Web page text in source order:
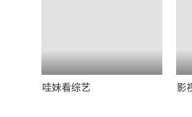
哇妹看综艺 影